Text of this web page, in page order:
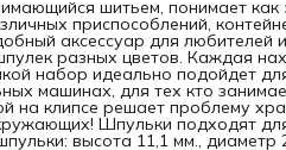
шитьем, понимает
приспособлений,
аксессуар для
разных цветов. Каждая
набор идеально подойдет
машинах, для тех кто
на клипсе решает проблему
Шпульки подходят
высота 11,1 мм., диаметр